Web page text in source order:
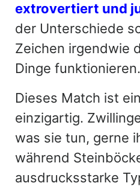
extrovertiert und
der Unterschiede
Zeichen irgendwie
Dinge funktionieren.
Dieses Match ist
einzigartig.
was sie tun, gerne
während
ausdrucksstarke